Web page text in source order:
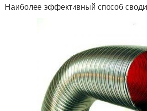
Наиболее эффективный способ